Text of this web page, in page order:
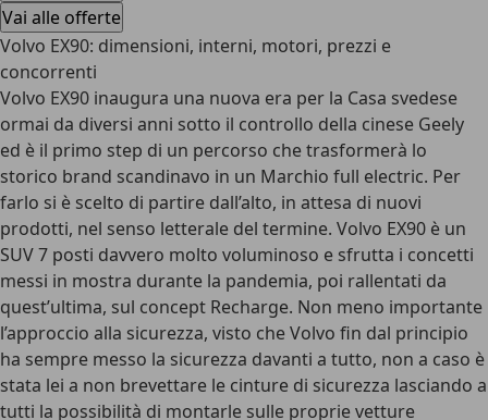
Vai alle offerte
Volvo EX90: dimensioni, interni, motori, prezzi e
concorrenti
Volvo EX90 inaugura una nuova era per la Casa svedese
ormai da diversi anni sotto il controllo della cinese Geely
ed è il primo step di un percorso che trasformerà lo
storico brand scandinavo in un Marchio full electric. Per
farlo si è scelto di partire dall’alto, in attesa di nuovi
prodotti, nel senso letterale del termine. Volvo EX90 è un
SUV 7 posti davvero molto voluminoso e sfrutta i concetti
messi in mostra durante la pandemia, poi rallentati da
quest’ultima, sul concept Recharge. Non meno importante
l’approccio alla sicurezza, visto che Volvo fin dal principio
ha sempre messo la sicurezza davanti a tutto, non a caso è
stata lei a non brevettare le cinture di sicurezza lasciando a
tutti la possibilità di montarle sulle proprie vetture